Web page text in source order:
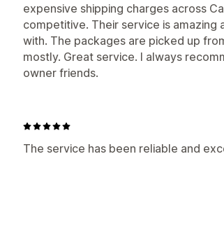
expensive shipping charges across
competitive. Their service is amazing
with. The packages are picked up
mostly. Great service. I always
owner friends.
The service has been reliable and